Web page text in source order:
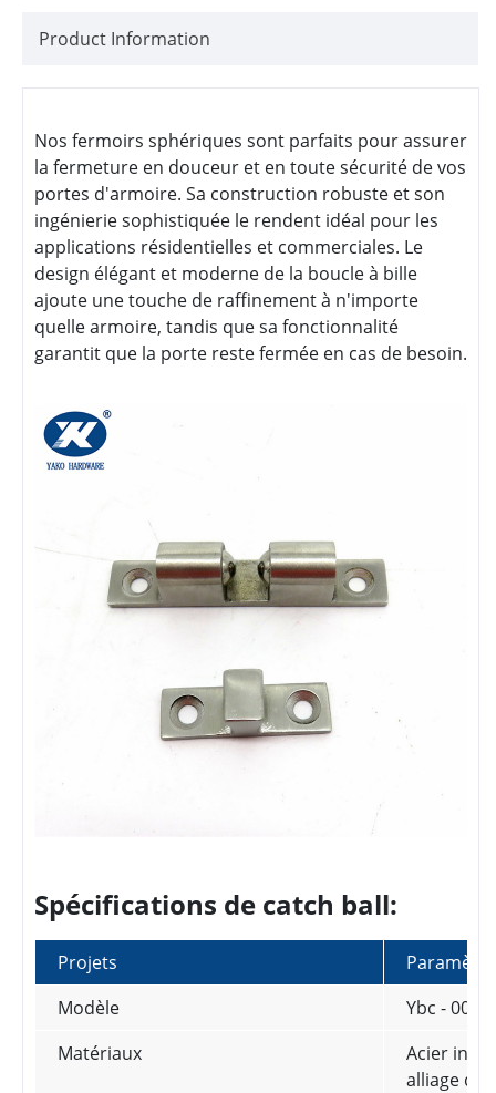
Product Information
Nos fermoirs sphériques sont parfaits pour assurer
la fermeture en douceur et en toute sécurité de vos
portes d'armoire. Sa construction robuste et son
ingénierie sophistiquée le rendent idéal pour les
applications résidentielles et commerciales. Le
design élégant et moderne de la boucle à bille
ajoute une touche de raffinement à n'importe
quelle armoire, tandis que sa fonctionnalité
garantit que la porte reste fermée en cas de besoin.
Spécifications de catch ball:
Projets
Modèle
Ybc -
Matériaux
Acier
alliage de